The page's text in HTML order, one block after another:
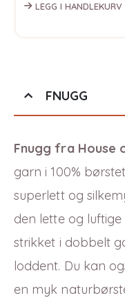
LEGG I HANDLEKURV
FNUGG
Fnugg fra House
garn i 100%
superlett og
den lette og
strikket i dobbelt
loddent. Du kan
en myk